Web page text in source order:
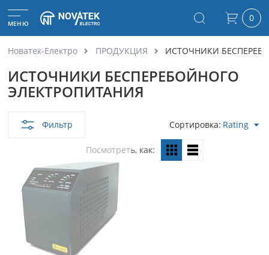
МЕНЮ 0
Новатек-Електро ПРОДУКЦИЯ ИСТОЧНИКИ
ИСТОЧНИКИ БЕСПЕРЕБОЙНОГО
ЭЛЕКТРОПИТАНИЯ
Фильтр
Посмотреть, как
Сортировка Rating